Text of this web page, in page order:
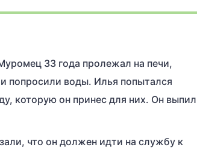
33 года пролежал на печи,
попросили воды. Илья попытался
которую он принес для них. Он выпил
что он должен идти на службу к